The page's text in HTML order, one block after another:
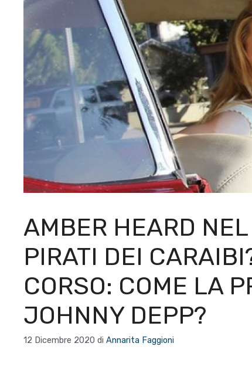
AMBER HEARD
PIRATI DEI
CORSO: COME LA
JOHNNY DEPP?
12 Dicembre 2020 di Annarita Faggioni